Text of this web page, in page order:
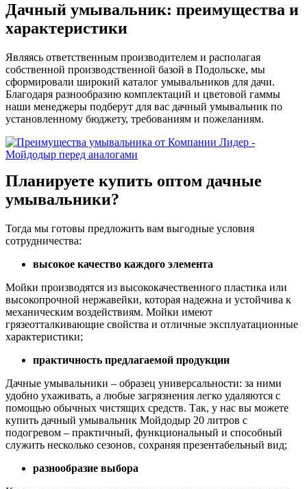
Дачный умывальник: преимущества и
характеристики
Являясь ответственным производителем и располагая
собственной производственной базой в Подольске, мы
сформировали широкий каталог умывальников для дачи.
Благодаря разнообразию комплектаций и цветовой гаммы
наши менеджеры подберут для вас дачный умывальник по
установленному бюджету, требованиям и пожеланиям.
Планируете купить оптом дачные
умывальники?
Тогда мы готовы предложить вам выгодные условия
сотрудничества:
высокое качество каждого элемента
Мойки производятся из высококачественного пластика или
высокопрочной нержавейки, которая надежна и устойчива к
механическим воздействиям. Мойки имеют
грязеотталкивающие свойства и отличные эксплуатационные
характеристики;
практичность предлагаемой продукции
Дачные умывальники – образец универсальности: за ними
удобно ухаживать, а любые загрязнения легко удаляются с
помощью обычных чистящих средств. Так, у нас вы можете
купить дачный умывальник Мойдодыр 20 литров с
подогревом – практичный, функциональный и способный
служить несколько сезонов, сохраняя презентабельный вид;
разнообразие выбора